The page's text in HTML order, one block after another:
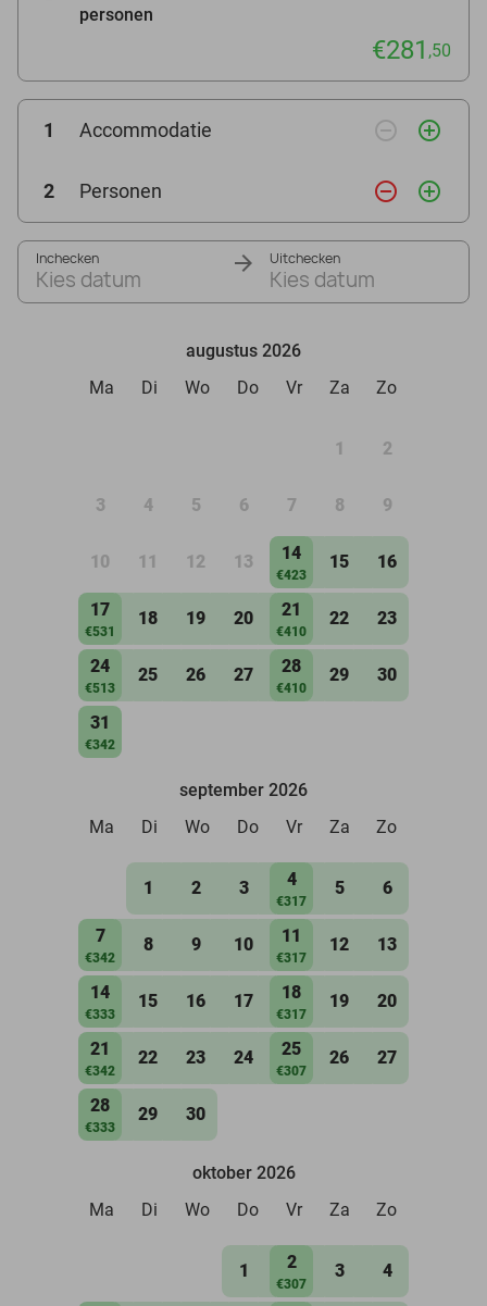
personen
€281 ,50
1 Accommodatie remove_circle_outline add_circle_outline
2 Personen remove_circle_outline add_circle_outline
Inchecken
Kies datum
Uitchecken
Kies datum
augustus 2026
Ma
Di Wo Do Vr Za Zo
1 2
3 4 5 6 7 8 9
10 11 12 13 14
€423
15 16
17
€531
18 19 20 21
€410
22 23
24
€513
25 26 27 28
€410
29 30
31
€342
september 2026
Ma
Di Wo Do Vr Za Zo
1 2 3 4
€317
5 6
7
€342
8 9 10 11
€317
12 13
14
€333
15 16 17 18
€317
19 20
21
€342
22 23 24 25
€307
26 27
28
€333
29 30
oktober 2026
Ma
Di Wo Do Vr Za Zo
1 2
€307
3 4